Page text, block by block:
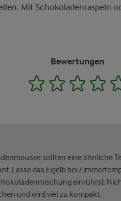
Mit Schokoladenraspeln
Bewertungen
1 2 3 4
sollten eine ähnliche
Lasse das Eigelb bei
einrührst.
und wird viel zu kompakt.